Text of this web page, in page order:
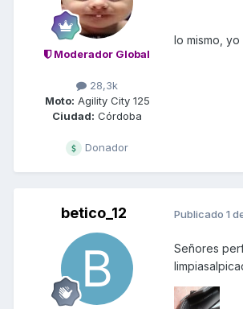
Moderador Global
28,3k
Moto: Agility City 125
Ciudad: Córdoba
Donador
lo mismo,
betico_12 Publicado 1
Señores